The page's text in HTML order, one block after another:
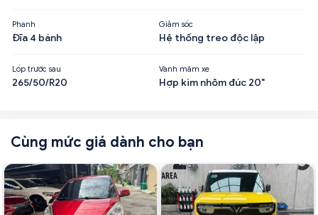
Phanh
Đĩa 4 bánh
Giảm sốc
Hệ thống treo độc lập
Lốp trước sau
265/50/R20
Vành mâm xe
Hợp kim nhôm đúc 20"
Cùng mức giá dành cho bạn